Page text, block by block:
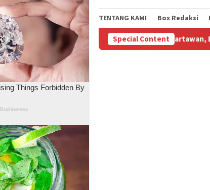
TENTANG KAMI Box Redaksi
Special Content
Subsidi Aniaya Wartawan, Berujung Laporan di Mapolda